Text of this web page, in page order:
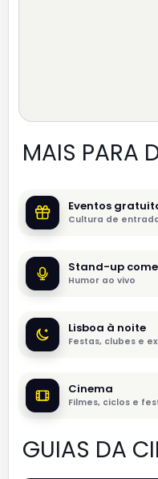
MAIS PARA
Eventos
Cultura de
Stand-up
Humor ao vivo
Lisboa à noite
Festas, clubes e
Cinema
Filmes, ciclos e
GUIAS DA